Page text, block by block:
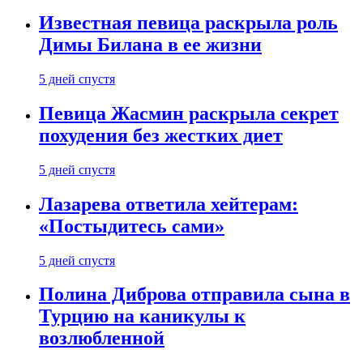
Известная певица раскрыла роль
Димы Билана в ее жизни
5 дней спустя
Певица Жасмин раскрыла секрет
похудения без жестких диет
5 дней спустя
Лазарева ответила хейтерам:
«Постыдитесь сами»
5 дней спустя
Полина Диброва отправила сына в
Турцию на каникулы к
возлюбленной